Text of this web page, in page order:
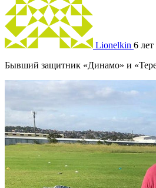
Lionelkin 6 лет
Бывший защитник «Динамо» и